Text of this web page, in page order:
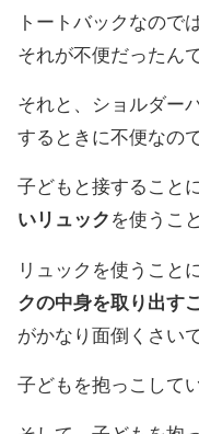
トートバックなので
それが不便だったん
それと、ショルダー
するときに不便なので
子どもと接すること
いリュック を使うこ
リュックを使うこと
クの中身を取り出すこ
がかなり面倒くさいで
子どもを抱っこして